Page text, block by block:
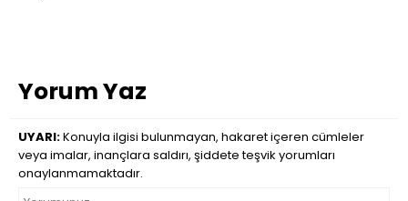
Yorum Yaz
UYARI:Konuyla ilgisi bulunmayan, hakaret içeren cümleler
veya imalar, inançlara saldırı, şiddete teşvik yorumları
onaylanmamaktadır.